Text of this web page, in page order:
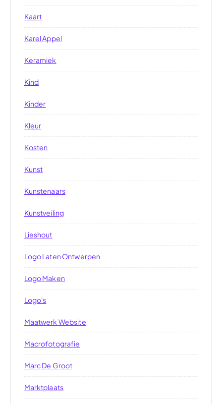
Kaart
Karel Appel
Keramiek
Kind
Kinder
Kleur
Kosten
Kunst
Kunstenaars
Kunstveiling
Lieshout
Logo Laten Ontwerpen
Logo Maken
Logo's
Maatwerk Website
Macrofotografie
Marc De Groot
Marktplaats